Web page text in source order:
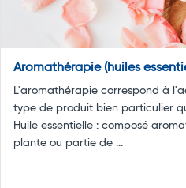
Aromathérapie (huiles
L'aromathérapie correspond à
type de produit bien particulier
Huile essentielle : composé
plante ou partie de ...